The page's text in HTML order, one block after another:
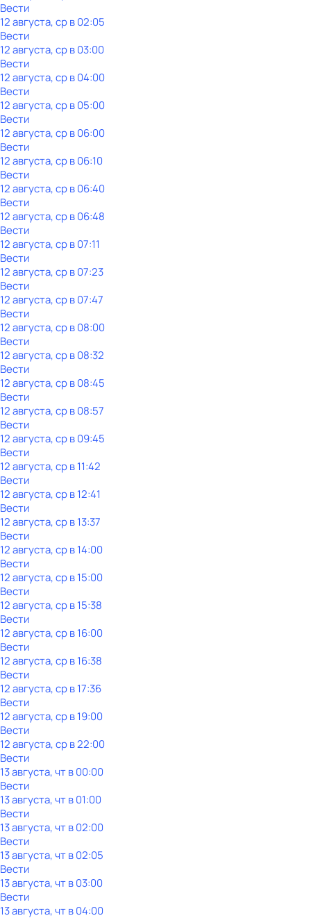
Вести
12 августа, ср в 02:05
Вести
12 августа, ср в 03:00
Вести
12 августа, ср в 04:00
Вести
12 августа, ср в 05:00
Вести
12 августа, ср в 06:00
Вести
12 августа, ср в 06:10
Вести
12 августа, ср в 06:40
Вести
12 августа, ср в 06:48
Вести
12 августа, ср в 07:11
Вести
12 августа, ср в 07:23
Вести
12 августа, ср в 07:47
Вести
12 августа, ср в 08:00
Вести
12 августа, ср в 08:32
Вести
12 августа, ср в 08:45
Вести
12 августа, ср в 08:57
Вести
12 августа, ср в 09:45
Вести
12 августа, ср в 11:42
Вести
12 августа, ср в 12:41
Вести
12 августа, ср в 13:37
Вести
12 августа, ср в 14:00
Вести
12 августа, ср в 15:00
Вести
12 августа, ср в 15:38
Вести
12 августа, ср в 16:00
Вести
12 августа, ср в 16:38
Вести
12 августа, ср в 17:36
Вести
12 августа, ср в 19:00
Вести
12 августа, ср в 22:00
Вести
13 августа, чт в 00:00
Вести
13 августа, чт в 01:00
Вести
13 августа, чт в 02:00
Вести
13 августа, чт в 02:05
Вести
13 августа, чт в 03:00
Вести
13 августа, чт в 04:00